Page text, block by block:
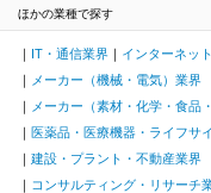
ほかの業種で探す
IT・通信業界
インターネッ
メーカー（機械・電気）業界
メーカー（素材・化学・食品
医薬品・医療機器・ライフサ
建設・プラント・不動産業界
コンサルティング・リサーチ